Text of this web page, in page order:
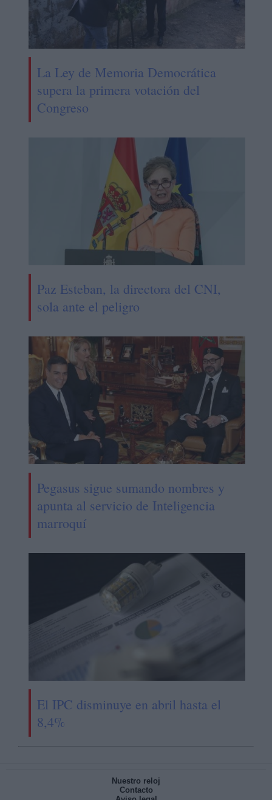
La Ley de Memoria Democrática
supera la primera votación del
Congreso
Paz Esteban, la directora del CNI,
sola ante el peligro
Pegasus sigue sumando nombres y
apunta al servicio de Inteligencia
marroquí
El IPC disminuye en abril hasta el
8,4%
Nuestro reloj
Contacto